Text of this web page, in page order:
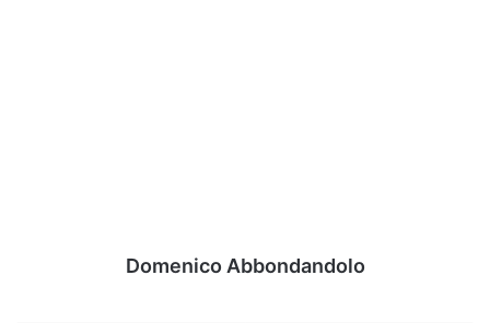
Domenico Abbondandolo